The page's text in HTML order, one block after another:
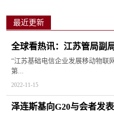
最近更新
全球看热讯：江苏管局副
信企业发展移动物联网终
“江苏基础电信企业发展移动物联
第...
2022-11-15
泽连斯基向G20与会者发